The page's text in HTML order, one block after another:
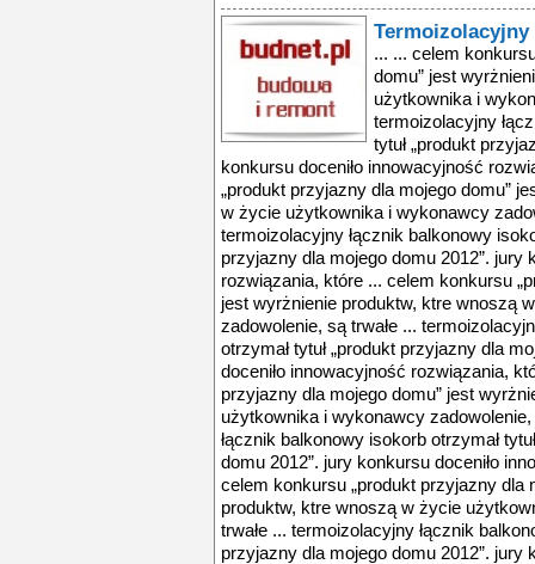
Termoizolacyjny
... ... celem
domu” jest
użytkownika i
termoizolacyjny
tytuł „produkt
konkursu doceniło innowacyjność
„produkt przyjazny dla mojego domu”
w życie użytkownika i wykonawcy
termoizolacyjny łącznik balkonowy
przyjazny dla mojego domu 2012”. jury
rozwiązania, które ... celem konkursu
jest wyrżnienie produktw, ktre wnoszą
zadowolenie, są trwałe ...
otrzymał tytuł „produkt przyjazny dla
doceniło innowacyjność rozwiązania,
przyjazny dla mojego domu” jest
użytkownika i wykonawcy
łącznik balkonowy isokorb otrzymał
domu 2012”. jury konkursu doceniło
celem konkursu „produkt przyjazny dla
produktw, ktre wnoszą w życie
trwałe ... termoizolacyjny łącznik
przyjazny dla mojego domu 2012”. jury